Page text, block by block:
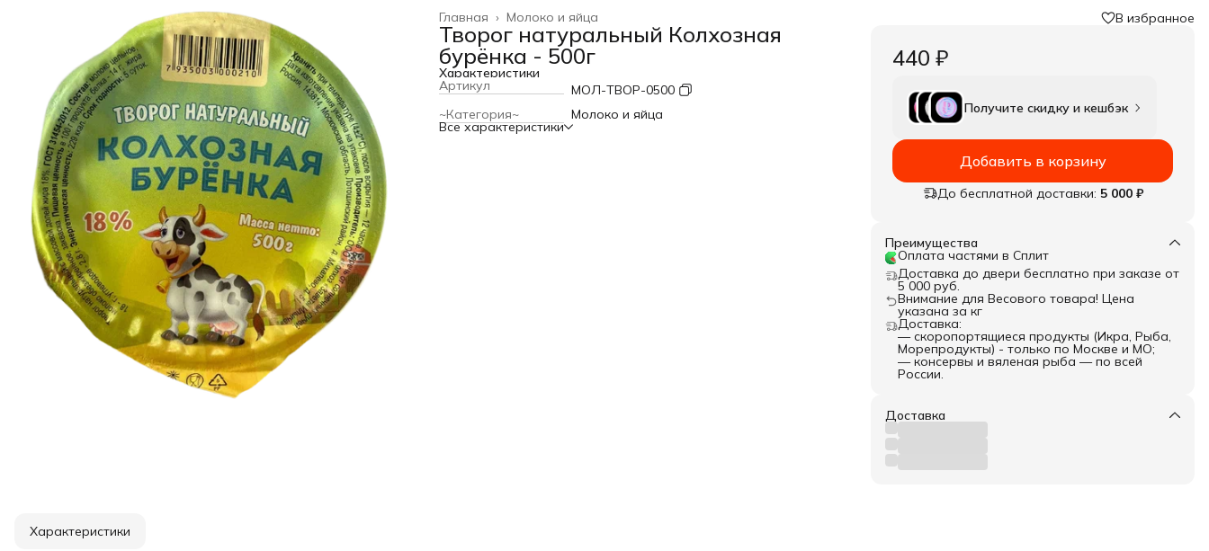
Молоко и яйца
Главная ›
Творог натуральный Колхозная
бурёнка - 500г
Характеристики
Артикул
МОЛ-ТВОР-0500
~Категория~
Молоко и яйца
Все характеристики
В избранное
440 ₽
Получите скидку и кешбэк
Добавить в корзину
До бесплатной доставки: 5 000 ₽
Преимущества
Оплата частями в Сплит
Доставка до двери бесплатно при заказе от
5 000 руб.
Внимание для Весового товара! Цена
указана за кг
Доставка:
— скоропортящиеся продукты (Икра, Рыба,
Морепродукты) - только по Москве и МО;
— консервы и вяленая рыба — по всей
России.
Доставка
Характеристики